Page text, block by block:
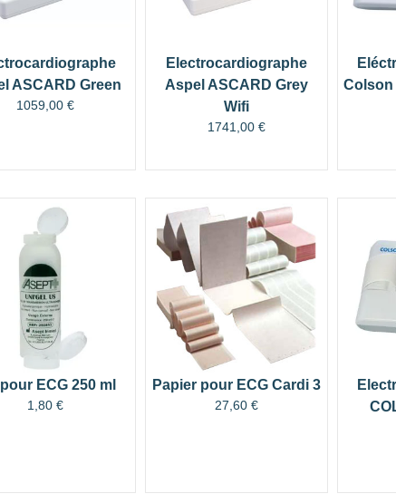
ASCARD Green
1059,00 €
Electrocardiographe
Aspel ASCARD Grey
Wifi
1741,00 €
Colson
ECG 250 ml
1,80 €
Papier pour ECG Cardi 3
27,60 €